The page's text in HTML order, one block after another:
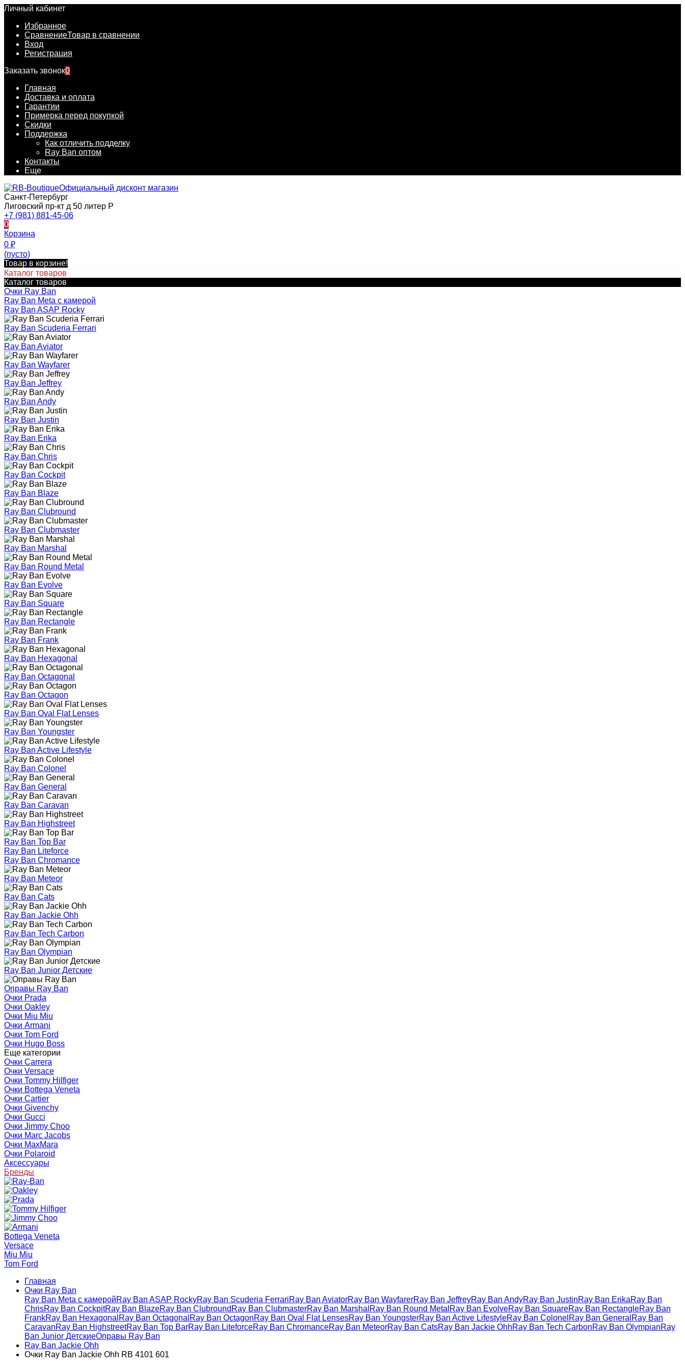
Личный кабинет
Избранное
СравнениеТовар в сравнении
Вход
Регистрация
Заказать звонок0
Главная
Доставка и оплата
Гарантии
Примерка перед покупкой
Скидки
Поддержка
Как отличить подделку
Ray Ban оптом
Контакты
Еще
Официальный дисконт магазин
Санкт-Петербург
Лиговский пр-кт д 50 литер Р
+7 (981) 881-45-06
0
Корзина
0 ₽
(пусто)
Товар в корзине!
Каталог товаров
Каталог товаров
Очки Ray Ban
Ray Ban Meta с камерой
Ray Ban ASAP Rocky
Ray Ban Scuderia Ferrari
Ray Ban Aviator
Ray Ban Wayfarer
Ray Ban Jeffrey
Ray Ban Andy
Ray Ban Justin
Ray Ban Erika
Ray Ban Chris
Ray Ban Cockpit
Ray Ban Blaze
Ray Ban Clubround
Ray Ban Clubmaster
Ray Ban Marshal
Ray Ban Round Metal
Ray Ban Evolve
Ray Ban Square
Ray Ban Rectangle
Ray Ban Frank
Ray Ban Hexagonal
Ray Ban Octagonal
Ray Ban Octagon
Ray Ban Oval Flat Lenses
Ray Ban Youngster
Ray Ban Active Lifestyle
Ray Ban Colonel
Ray Ban General
Ray Ban Caravan
Ray Ban Highstreet
Ray Ban Top Bar
Ray Ban Liteforce
Ray Ban Chromance
Ray Ban Meteor
Ray Ban Cats
Ray Ban Jackie Ohh
Ray Ban Tech Carbon
Ray Ban Olympian
Ray Ban Junior Детские
Оправы Ray Ban
Очки Prada
Очки Oakley
Очки Miu Miu
Очки Armani
Очки Tom Ford
Очки Hugo Boss
Еще категории
Очки Carrera
Очки Versace
Очки Tommy Hilfiger
Очки Bottega Veneta
Очки Cartier
Очки Givenchy
Очки Gucci
Очки Jimmy Choo
Очки Marc Jacobs
Очки MaxMara
Очки Polaroid
Аксессуары
Бренды
Bottega Veneta
Versace
Miu Miu
Tom Ford
Главная
Очки Ray Ban
Ray Ban Meta с камеройRay Ban ASAP RockyRay Ban Scuderia FerrariRay Ban AviatorRay Ban WayfarerRay Ban JeffreyRay Ban AndyRay Ban JustinRay Ban ErikaRay Ban
ChrisRay Ban CockpitRay Ban BlazeRay Ban Clubround Ray Ban ClubmasterRay Ban Marshal Ray Ban Round Metal Ray Ban EvolveRay Ban SquareRay Ban RectangleRay Ban
FrankRay Ban Hexagonal Ray Ban Octagonal Ray Ban OctagonRay Ban Oval Flat LensesRay Ban YoungsterRay Ban Active LifestyleRay Ban Colonel Ray Ban General Ray Ban
CaravanRay Ban HighstreetRay Ban Top BarRay Ban LiteforceRay Ban ChromanceRay Ban MeteorRay Ban CatsRay Ban Jackie OhhRay Ban Tech CarbonRay Ban OlympianRay
Ban Junior ДетскиеОправы Ray Ban
Ray Ban Jackie Ohh
Очки Ray Ban Jackie Ohh RB 4101 601